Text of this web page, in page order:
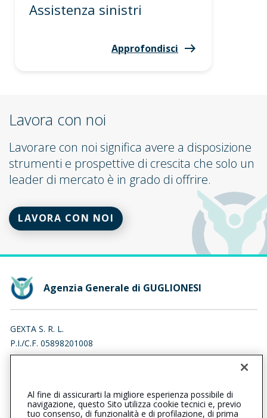
Assistenza sinistri
Approfondisci
Lavora con noi
Lavorare con noi significa avere a disposizione
strumenti e prospettive di crescita che solo un
leader di mercato è in grado di offrire.
LAVORA CON NOI
Agenzia Generale di GUGLIONESI
GEXTA S. R. L.
P.I./C.F. 05898201008
PIAZZA TRE TORRI 1, 20145 MILANO (MI)
0875680678 0875873046
Al fine di assicurarti la migliore esperienza possibile di
navigazione, questo Sito utilizza cookie tecnici e, previo
tuo consenso, di funzionalità e di profilazione, di prima